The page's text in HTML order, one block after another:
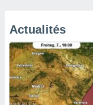
Actualités